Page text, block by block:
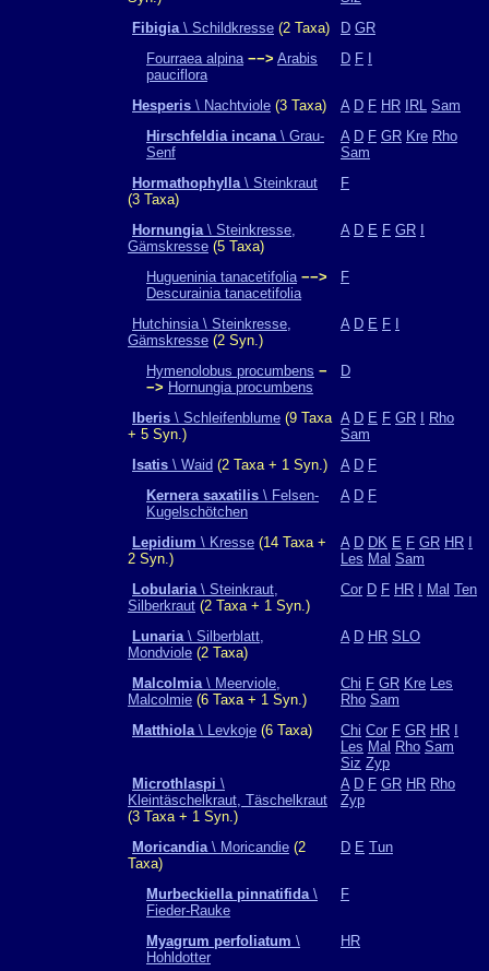
Fibigia\ Schildkresse (2 Taxa) D GR
Fourraea alpina −−> Arabis
pauciflora
D F
Hesperis \ Nachtviole (3 Taxa) A D F HR IRL Sam
Hirschfeldia incana\ Grau-
Senf
A D F GR Kre Rho
Sam
Hormathophylla\ Steinkraut
(3 Taxa)
F
Hornungia\ Steinkresse,
Gämskresse (5 Taxa)
A D E F GR
Hugueninia tanacetifolia −−>
Descurainia tanacetifolia
F
Hutchinsia \ Steinkresse,
Gämskresse (2 Syn.)
A D E F
Hymenolobus procumbens −
−> Hornungia procumbens
D
Iberis \ Schleifenblume (9 Taxa
+ 5 Syn.)
A D E F GR
Rho
Sam
Isatis \ Waid (2 Taxa + 1 Syn.) A D F
Kernera saxatilis \ Felsen-
Kugelschötchen
A D F
Lepidium \ Kresse (14 Taxa +
2 Syn.)
A D DK E F GR HR
Les Mal Sam
Lobularia\ Steinkraut,
Silberkraut (2 Taxa + 1 Syn.)
Cor D F HR Mal Ten
Lunaria\ Silberblatt,
Mondviole (2 Taxa)
A D HR SLO
Malcolmia\ Meerviole,
Malcolmie (6 Taxa + 1 Syn.)
Chi F GR Kre Les
Rho Sam
Matthiola\ Levkoje (6 Taxa) Chi Cor F GR HR
Les Mal Rho Sam
Siz Zyp
Microthlaspi \
Kleintäschelkraut, Täschelkraut
(3 Taxa + 1 Syn.)
A D F GR HR Rho
Zyp
Moricandia\ Moricandie (2
Taxa)
D E Tun
Murbeckiella pinnatifida\
Fieder-Rauke
F
Myagrum perfoliatum \
Hohldotter
HR